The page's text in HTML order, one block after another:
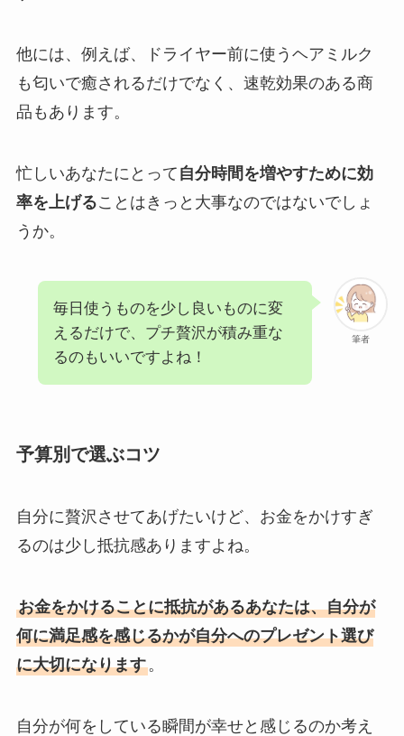
他には、例えば、ドライヤー前に使うヘアミルク
も匂いで癒されるだけでなく、速乾効果のある商
品もあります。
忙しいあなたにとって 自分時間を増やすために効
率を上げることはきっと大事なのではないでしょ
うか。
筆者
毎日使うものを少し良いものに変
えるだけで、プチ贅沢が積み重な
るのもいいですよね！
予算別で選ぶコツ
自分に贅沢させてあげたいけど、お金をかけすぎ
るのは少し抵抗感ありますよね。
お金をかけることに抵抗があるあなたは、自分が
何に満足感を感じるかが自分へのプレゼント選び
に大切になります。
自分が何をしている瞬間が幸せと感じるのか考え